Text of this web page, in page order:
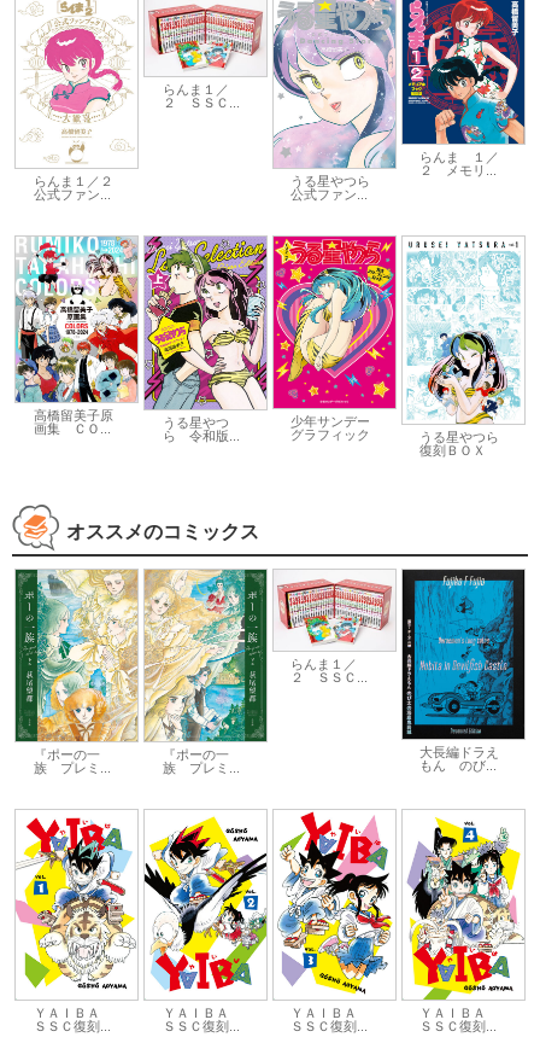
らんま１／２
公式ファン...
らんま１／
２ ＳＳＣ...
うる星やつら
公式ファン...
らんま １／
２ メモリ...
高橋留美子原
画集 ＣＯ...
うる星やつ
ら 令和版...
少年サンデー
グラフィック
うる星やつら
復刻ＢＯＸ
オススメのコミックス
『ポーの一
族 プレミ...
『ポーの一
族 プレミ...
らんま１／
２ ＳＳＣ...
大長編ドラえ
もん のび...
ＹＡＩＢＡ
ＳＳＣ復刻...
ＹＡＩＢＡ
ＳＳＣ復刻...
ＹＡＩＢＡ
ＳＳＣ復刻...
ＹＡＩＢＡ
ＳＳＣ復刻...